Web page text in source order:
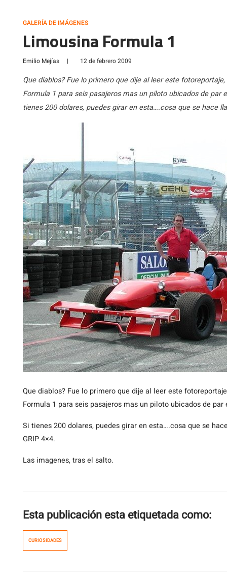
GALERÍA DE IMÁGENES
Limousina Formula 1
Emilio Mejías | 12 de febrero 2009
Que diablos? Fue lo primero que dije al leer este
Formula 1 para seis pasajeros mas un piloto ubicados de
tienes 200 dolares, puedes girar en esta….cosa que se hace
Que diablos? Fue lo primero que dije al leer este
Formula 1 para seis pasajeros mas un piloto ubicados de
Si tienes 200 dolares, puedes girar en esta….cosa que se
GRIP 4×4.
Las imagenes, tras el salto.
Esta publicación esta etiquetada como:
CURIOSIDADES